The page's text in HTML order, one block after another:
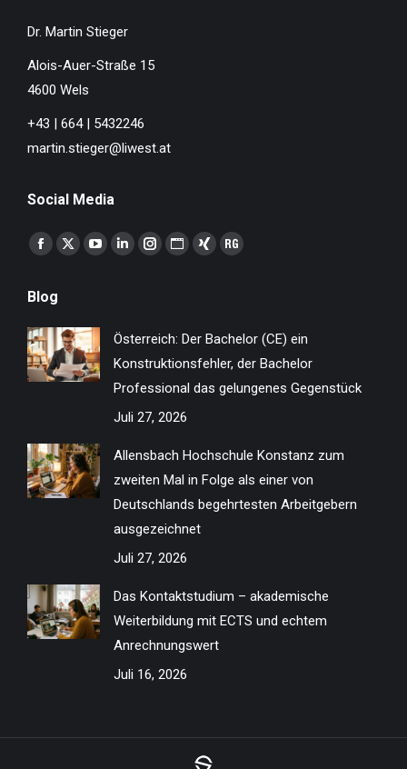
Dr. Martin Stieger
Alois-Auer-Straße 15
4600 Wels
+43 | 664 | 5432246
martin.stieger@liwest.at
Social Media
Finden Sie uns auf:
Facebook
opens
in
new
window
X
in
new
window
YouTube
in
new
window
Linkedin
new
window
Instagram
new
window
Website
new
window
XING
new
window
ResearchGate
new
window
Blog
Österreich: Der Bachelor (CE) ein
Konstruktionsfehler, der Bachelor
Professional das gelungenes Gegenstück
Juli 27, 2026
Allensbach Hochschule Konstanz zum
zweiten Mal in Folge als einer von
Deutschlands begehrtesten Arbeitgebern
ausgezeichnet
Juli 27, 2026
Das Kontaktstudium – akademische
Weiterbildung mit ECTS und echtem
Anrechnungswert
Juli 16, 2026